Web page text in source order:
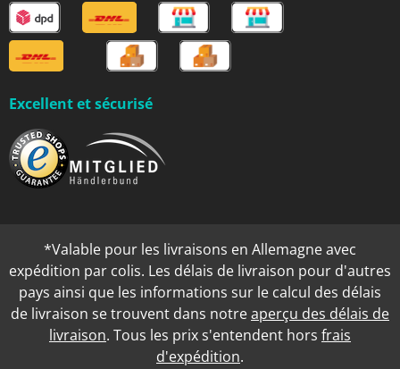
Excellent et sécurisé
*Valable pour les livraisons en Allemagne avec
expédition par colis. Les délais de livraison pour d'autres
pays ainsi que les informations sur le calcul des délais
de livraison se trouvent dans notreaperçu des délais de
livraison. Tous les prix s'entendent hors frais
d'expédition.